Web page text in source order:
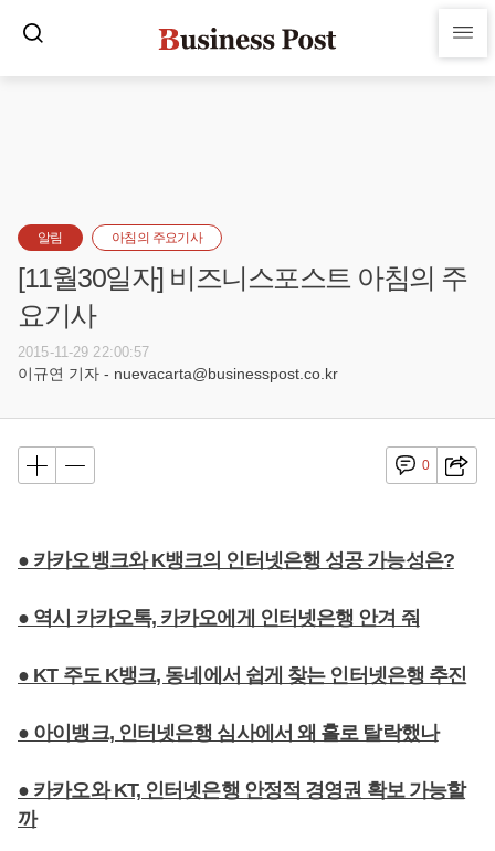
알림 아침의 주요기사
[11월30일자] 비즈니스포스트 아침의 주
요기사
2015-11-29 22:00:57
이규연 기자 - nuevacarta@businesspost.co.kr
0
● 카카오뱅크와 K뱅크의 인터넷은행 성공 가능성은?
● 역시 카카오톡, 카카오에게 인터넷은행 안겨 줘
● KT 주도 K뱅크, 동네에서 쉽게 찾는 인터넷은행 추진
● 아이뱅크, 인터넷은행 심사에서 왜 홀로 탈락했나
● 카카오와 KT, 인터넷은행 안정적 경영권 확보 가능할
까